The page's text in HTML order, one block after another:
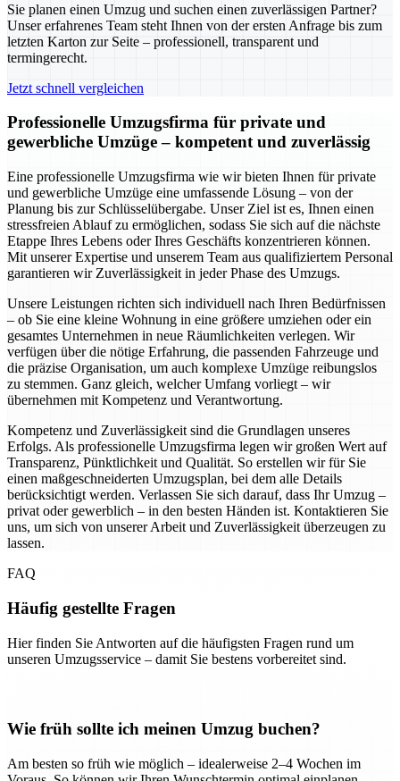
Sie planen einen Umzug und suchen einen zuverlässigen Partner?
Unser erfahrenes Team steht Ihnen von der ersten Anfrage bis zum
letzten Karton zur Seite – professionell, transparent und
termingerecht.
Jetzt schnell vergleichen
Professionelle Umzugsfirma für private und
gewerbliche Umzüge – kompetent und zuverlässig
Eine professionelle Umzugsfirma wie wir bieten Ihnen für private
und gewerbliche Umzüge eine umfassende Lösung – von der
Planung bis zur Schlüsselübergabe. Unser Ziel ist es, Ihnen einen
stressfreien Ablauf zu ermöglichen, sodass Sie sich auf die nächste
Etappe Ihres Lebens oder Ihres Geschäfts konzentrieren können.
Mit unserer Expertise und unserem Team aus qualifiziertem Personal
garantieren wir Zuverlässigkeit in jeder Phase des Umzugs.
Unsere Leistungen richten sich individuell nach Ihren Bedürfnissen
– ob Sie eine kleine Wohnung in eine größere umziehen oder ein
gesamtes Unternehmen in neue Räumlichkeiten verlegen. Wir
verfügen über die nötige Erfahrung, die passenden Fahrzeuge und
die präzise Organisation, um auch komplexe Umzüge reibungslos
zu stemmen. Ganz gleich, welcher Umfang vorliegt – wir
übernehmen mit Kompetenz und Verantwortung.
Kompetenz und Zuverlässigkeit sind die Grundlagen unseres
Erfolgs. Als professionelle Umzugsfirma legen wir großen Wert auf
Transparenz, Pünktlichkeit und Qualität. So erstellen wir für Sie
einen maßgeschneiderten Umzugsplan, bei dem alle Details
berücksichtigt werden. Verlassen Sie sich darauf, dass Ihr Umzug –
privat oder gewerblich – in den besten Händen ist. Kontaktieren Sie
uns, um sich von unserer Arbeit und Zuverlässigkeit überzeugen zu
lassen.
FAQ
Häufig gestellte Fragen
Hier finden Sie Antworten auf die häufigsten Fragen rund um
unseren Umzugsservice – damit Sie bestens vorbereitet sind.
Wie früh sollte ich meinen Umzug buchen?
Am besten so früh wie möglich – idealerweise 2–4 Wochen im